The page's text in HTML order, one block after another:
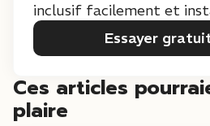
inclusif facilement et
Essayer
Ces articles
plaire